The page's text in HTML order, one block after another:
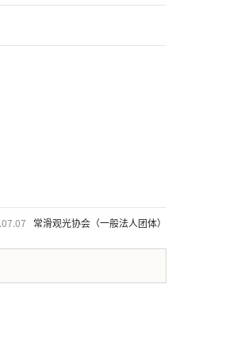
常滑观光协会（一般法人团体）